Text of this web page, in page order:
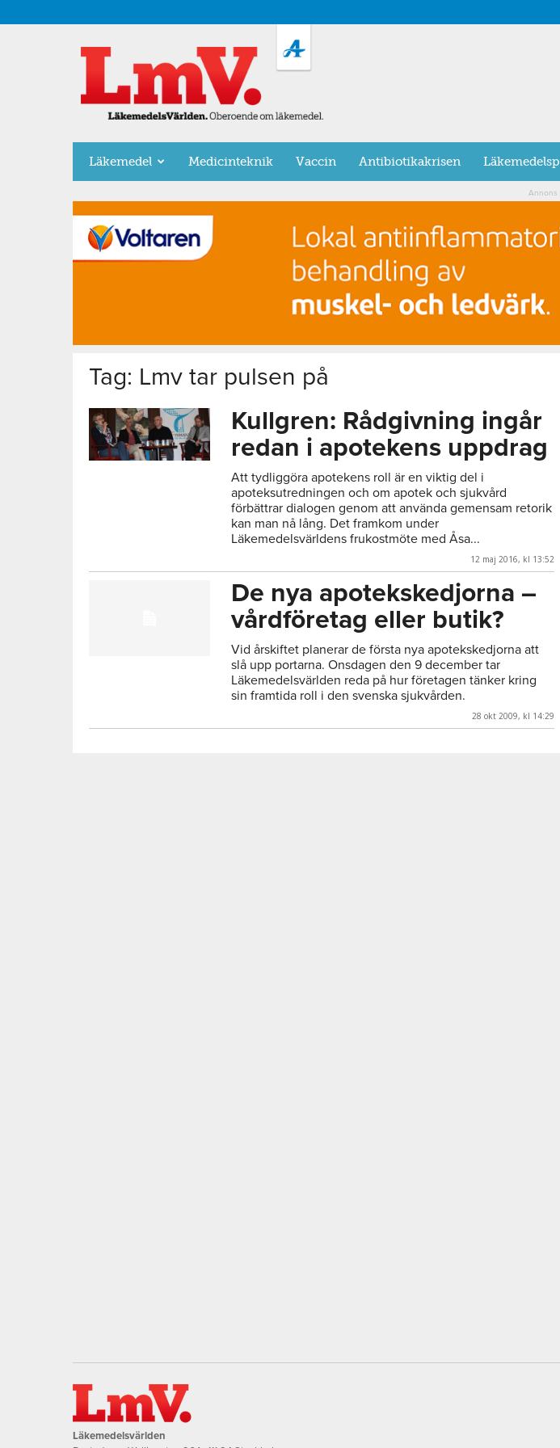
LäkemedelsVärlden
Läkemedel Medicinteknik Vaccin Antibiotikakrisen
Annons
Tag: Lmv tar pulsen på
Kullgren: Rådgivning ingår
redan i apotekens uppdrag
Att tydliggöra apotekens roll är en viktig del i
apoteksutredningen och om apotek och sjukvård
förbättrar dialogen genom att använda gemensam retorik
kan man nå lång. Det framkom under
Läkemedelsvärldens frukostmöte med Åsa...
12 maj 2016, kl 13:52
De nya apotekskedjorna –
vårdföretag eller butik?
Vid årskiftet planerar de första nya apotekskedjorna att
slå upp portarna. Onsdagen den 9 december tar
Läkemedelsvärlden reda på hur företagen tänker kring
sin framtida roll i den svenska sjukvården.
28 okt 2009, kl 14:29
Läkemedelsvärlden